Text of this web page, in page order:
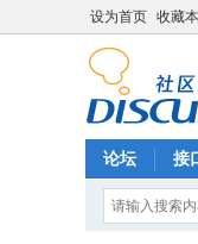
设为首页 收藏
论坛 接